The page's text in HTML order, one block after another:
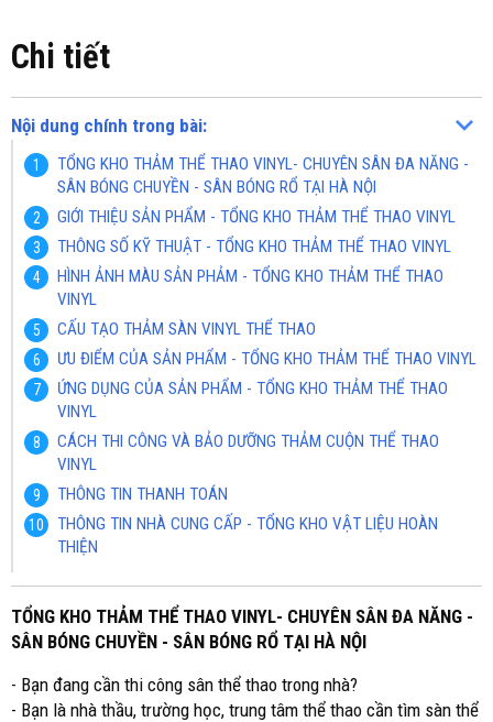
Chi tiết
Nội dung chính trong bài:
TỔNG KHO THẢM THỂ THAO VINYL- CHUYÊN SÂN ĐA NĂNG -
SÂN BÓNG CHUYỀN - SÂN BÓNG RỔ TẠI HÀ NỘI
GIỚI THIỆU SẢN PHẨM - TỔNG KHO THẢM THỂ THAO VINYL
THÔNG SỐ KỸ THUẬT - TỔNG KHO THẢM THỂ THAO VINYL
HÌNH ẢNH MÀU SẢN PHẢM - TỔNG KHO THẢM THỂ THAO
VINYL
CẤU TẠO THẢM SÀN VINYL THỂ THAO
ƯU ĐIỂM CỦA SẢN PHẨM - TỔNG KHO THẢM THỂ THAO VINYL
ỨNG DỤNG CỦA SẢN PHẨM - TỔNG KHO THẢM THỂ THAO
VINYL
CÁCH THI CÔNG VÀ BẢO DƯỠNG THẢM CUỘN THỂ THAO
VINYL
THÔNG TIN THANH TOÁN
THÔNG TIN NHÀ CUNG CẤP - TỔNG KHO VẬT LIỆU HOÀN
THIỆN
TỔNG KHO THẢM THỂ THAO VINYL- CHUYÊN SÂN ĐA NĂNG -
SÂN BÓNG CHUYỀN - SÂN BÓNG RỔ TẠI HÀ NỘI
- Bạn đang cần thi công sân thể thao trong nhà?
- Bạn là nhà thầu, trường học, trung tâm thể thao cần tìm sàn thể